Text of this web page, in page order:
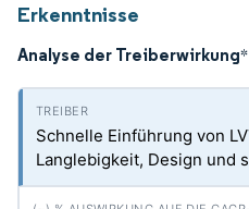
Erkenntnisse
Analyse der Treiberwirkung*
Schnelle Einführung von
Langlebigkeit, Design und